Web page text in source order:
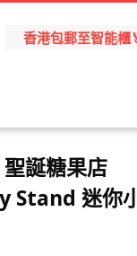
香港包郵至智能
誕糖果店
Stand 迷你